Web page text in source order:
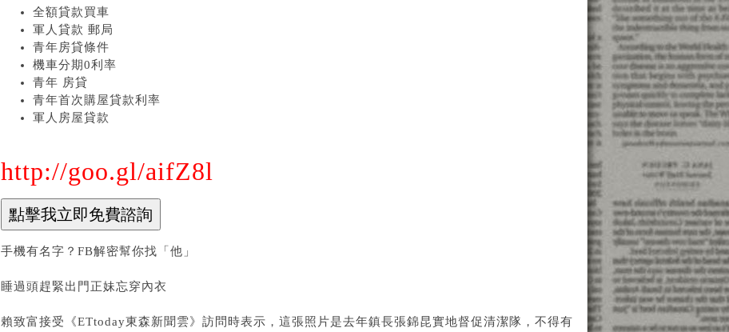
全額貸款買車
軍人貸款 郵局
青年房貸條件
機車分期0利率
青年 房貸
青年首次購屋貸款利率
軍人房屋貸款
http://goo.gl/aifZ8l
手機有名字？FB解密幫你找「他」
睡過頭趕緊出門正妹忘穿內衣
賴致富接受《ETtoday東森新聞雲》訪問時表示，這張照片是去年鎮長張錦昆實地督促清潔隊，不得有